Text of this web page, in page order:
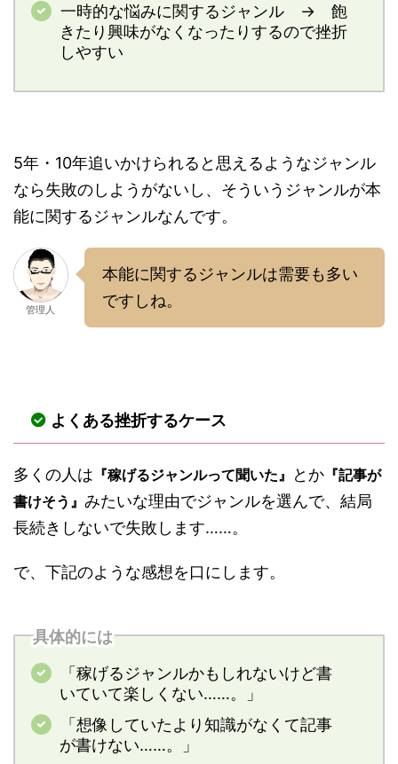
一時的な悩みに関するジャンル → 飽
きたり興味がなくなったりするので挫折
しやすい
5年・10年追いかけられると思えるようなジャンル
なら失敗のしようがないし、そういうジャンルが本
能に関するジャンルなんです。
管理人
本能に関するジャンルは需要も多い
ですしね。
よくある挫折するケース
多くの人は 『稼げるジャンルって聞いた』 とか 『記事が
書けそう』 みたいな理由でジャンルを選んで、結局
長続きしないで失敗します……。
で、下記のような感想を口にします。
具体的には
「稼げるジャンルかもしれないけど書
いていて楽しくない……。」
「想像していたより知識がなくて記事
が書けない……。」